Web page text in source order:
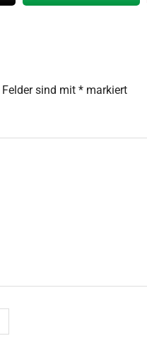
sind mit * markiert